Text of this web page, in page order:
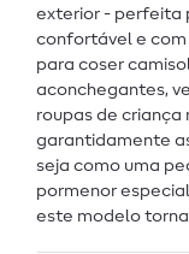
exterior - perfeita
confortável e com
para coser
aconchegantes,
roupas de criança
garantidamente
seja como uma
pormenor
este modelo